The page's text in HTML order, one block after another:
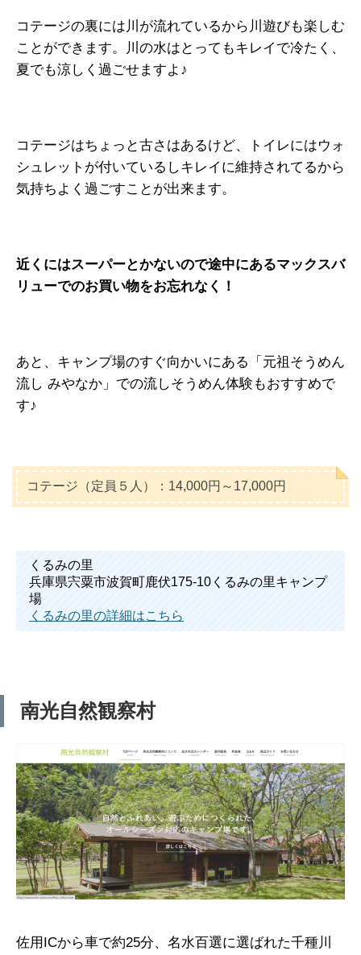
コテージの裏には川が流れているから川遊びも楽しむ
ことができます。川の水はとってもキレイで冷たく、
夏でも涼しく過ごせますよ♪
コテージはちょっと古さはあるけど、トイレにはウォ
シュレットが付いているしキレイに維持されてるから
気持ちよく過ごすことが出来ます。
近くにはスーパーとかないので途中にあるマックスバ
リューでのお買い物をお忘れなく！
あと、キャンプ場のすぐ向かいにある「元祖そうめん
流し みやなか」での流しそうめん体験もおすすめで
す♪
コテージ（定員５人）：14,000円～17,000円
くるみの里
兵庫県宍粟市波賀町鹿伏175-10くるみの里キャンプ
場
くるみの里の詳細はこちら
南光自然観察村
佐用ICから車で約25分、名水百選に選ばれた千種川